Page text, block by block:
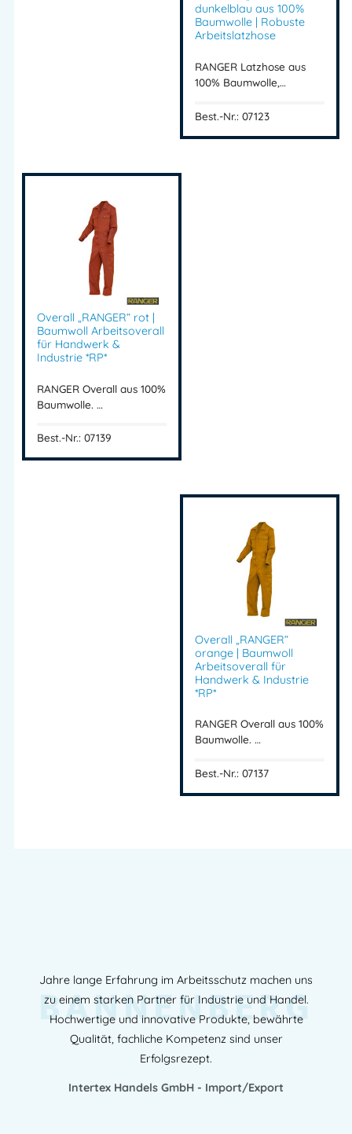
dunkelblau aus 100%
Baumwolle | Robuste
Arbeitslatzhose
RANGER Latzhose aus
100% Baumwolle,…
Best.-Nr.: 07123
Overall „RANGER“ rot |
Baumwoll Arbeitsoverall
für Handwerk &
Industrie *RP*
RANGER Overall aus 100%
Baumwolle. …
Best.-Nr.: 07139
Overall „RANGER“
orange | Baumwoll
Arbeitsoverall für
Handwerk & Industrie
*RP*
RANGER Overall aus 100%
Baumwolle. …
Best.-Nr.: 07137
Jahre lange Erfahrung im Arbeitsschutz machen uns
zu einem starken Partner für Industrie und Handel.
Hochwertige und innovative Produkte, bewährte
Qualität, fachliche Kompetenz sind unser
Erfolgsrezept.
Intertex Handels GmbH - Import/Export
BANNENBERG